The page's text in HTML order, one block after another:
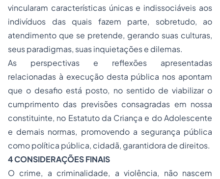
vincularam características únicas e indissociáveis aos
indivíduos das quais fazem parte, sobretudo, ao
atendimento que se pretende, gerando suas culturas,
seus paradigmas, suas inquietações e dilemas.
As perspectivas e reflexões apresentadas
relacionadas à execução desta pública nos apontam
que o desafio está posto, no sentido de viabilizar o
cumprimento das previsões consagradas em nossa
constituinte, no Estatuto da Criança e do Adolescente
e demais normas, promovendo a segurança pública
como política pública, cidadã, garantidora de direitos.
4 CONSIDERAÇÕES FINAIS
O crime, a criminalidade, a violência, não nascem